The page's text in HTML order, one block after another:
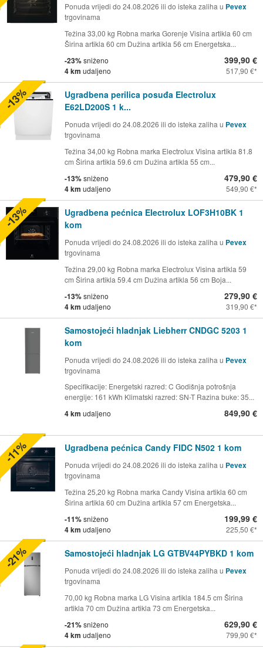
Ponuda vrijedi do 24.08.2026 ili do isteka zaliha u Pevex
trgovinama
Težina 33,00 kg Robna marka Gorenje Visina artikla 60 cm
Širina artikla 60 cm Dužina artikla 56 cm Energetska...
-23%sniženo
4 km udaljeno
399,90 €
517,90 €
Ugradbena perilica posuđa Electrolux
E62LD200S 1 k...
Ponuda vrijedi do 24.08.2026 ili do isteka zaliha u Pevex
trgovinama
Težina 34,00 kg Robna marka Electrolux Visina artikla 81.8
cm Širina artikla 59.6 cm Dužina artikla 55 cm...
-13%sniženo
4 km udaljeno
479,90 €
549,90 €
-13%
Ugradbena pećnica Electrolux LOF3H10BK 1
kom
Ponuda vrijedi do 24.08.2026 ili do isteka zaliha u Pevex
trgovinama
Težina 29,00 kg Robna marka Electrolux Visina artikla 59
cm Širina artikla 59.4 cm Dužina artikla 56 cm Boja...
-13%sniženo
4 km udaljeno
279,90 €
319,90 €
-13%
Samostojeći hladnjak Liebherr CNDGC 5203 1
kom
Ponuda vrijedi do 24.08.2026 ili do isteka zaliha u Pevex
trgovinama
Specifikacije: Energetski razred: C Godišnja potrošnja
energije: 161 kWh Klimatski razred: SN-T Razina buke: 35...
4 km udaljeno 849,90 €
Ugradbena pećnica Candy FIDC N502 1 kom
Ponuda vrijedi do 24.08.2026 ili do isteka zaliha u Pevex
trgovinama
Težina 25,20 kg Robna marka Candy Visina artikla 60 cm
Širina artikla 60 cm Dužina artikla 57 cm Energetska...
-11%sniženo
4 km udaljeno
199,99 €
225,50 €
-11%
Samostojeći hladnjak LG GTBV44PYBKD 1 kom
Ponuda vrijedi do 24.08.2026 ili do isteka zaliha u Pevex
trgovinama
70,00 kg Robna marka LG Visina artikla 184.5 cm Širina
artikla 70 cm Dužina artikla 73 cm Energetska...
-21%sniženo
4 km udaljeno
629,90 €
799,90 €
-21%